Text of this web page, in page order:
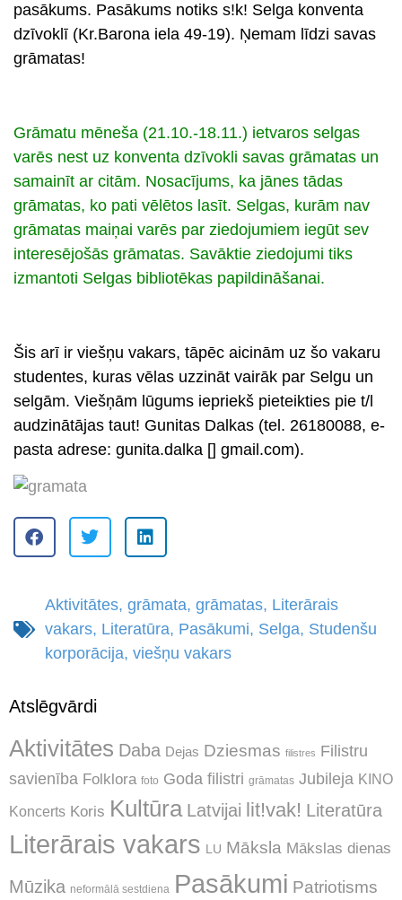
pasākums. Pasākums notiks s!k! Selga konventa
dzīvoklī (Kr.Barona iela 49-19). Ņemam līdzi savas
grāmatas!
Grāmatu mēneša (21.10.-18.11.) ietvaros selgas
varēs nest uz konventa dzīvokli savas grāmatas un
samainīt ar citām. Nosacījums, ka jānes tādas
grāmatas, ko pati vēlētos lasīt. Selgas, kurām nav
grāmatas maiņai varēs par ziedojumiem iegūt sev
interesējošās grāmatas. Savāktie ziedojumi tiks
izmantoti Selgas bibliotēkas papildināšanai.
Šis arī ir viešņu vakars, tāpēc aicinām uz šo vakaru
studentes, kuras vēlas uzzināt vairāk par Selgu un
selgām. Viešņām lūgums iepriekš pieteikties pie t/l
audzinātājas taut! Gunitas Dalkas (tel. 26180088, e-
pasta adrese: gunita.dalka [] gmail.com).
Aktivitātes, grāmata, grāmatas, Literārais
vakars, Literatūra, Pasākumi, Selga, Studenšu
korporācija, viešņu vakars
Atslēgvārdi
Aktivitātes Daba Dejas Dziesmas filistres Filistru
savienība Folklora foto Goda filistri grāmatas Jubileja KINO
Koncerts Koris Kultūra Latvijai lit!vak! Literatūra
Literārais vakars LU Māksla Mākslas dienas
Mūzika neformālā sestdiena Pasākumi Patriotisms